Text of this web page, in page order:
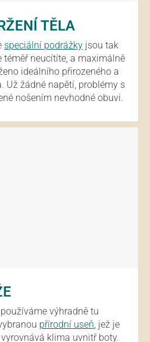
TĚLA
speciální podrážky jsou tak
téměř neucítíte, a maximálně
ideálního přirozeného a
Už žádné napětí, problémy s
nošením nevhodné obuvi.
výhradně tu
přírodní useň , jež je
klima uvnitř boty.